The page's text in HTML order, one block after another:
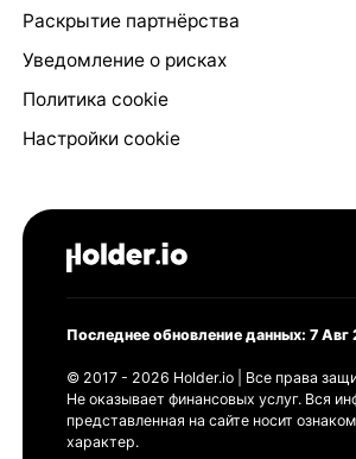
Раскрытие партнёрства
Уведомление о рисках
Политика cookie
Настройки cookie
Последнее обновление данных: 7 Авг
© 2017 - 2026 Holder.io | Все права
Не оказывает финансовых услуг. Вся
представленная на сайте носит
характер.